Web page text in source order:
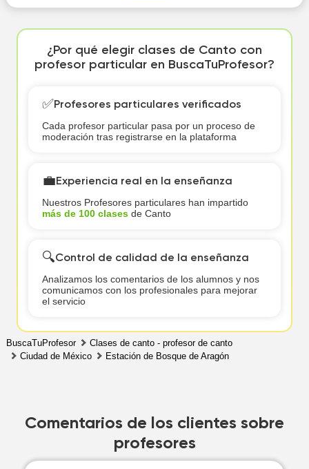
¿Por qué elegir clases de Canto con
profesor particular en BuscaTuProfesor?
✅Profesores particulares verificados
Cada profesor particular pasa por un proceso de
moderación tras registrarse en la plataforma
💼Experiencia real en la enseñanza
Nuestros Profesores particulares han impartido
más de 100 clasesde Canto
🔍Control de calidad de la enseñanza
Analizamos los comentarios de los alumnos y nos
comunicamos con los profesionales para mejorar
el servicio
BuscaTuProfesor
Clases de canto - profesor de canto
Ciudad de México
Estación de Bosque de Aragón
Comentarios de los clientes sobre
profesores